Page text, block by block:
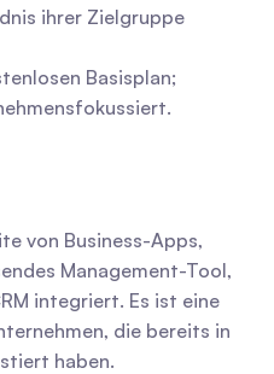
ihrer Zielgruppe
Basisplan;
von Business-Apps,
Management-Tool,
integriert. Es ist eine
die bereits in
haben.